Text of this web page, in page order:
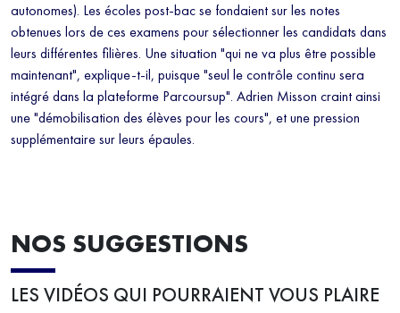
autonomes). Les écoles post-bac se fondaient sur les notes
obtenues lors de ces examens pour sélectionner les candidats dans
leurs différentes filières. Une situation "qui ne va plus être possible
maintenant", explique-t-il, puisque "seul le contrôle continu sera
intégré dans la plateforme Parcoursup". Adrien Misson craint ainsi
une "démobilisation des élèves pour les cours", et une pression
supplémentaire sur leurs épaules.
NOS SUGGESTIONS
LES VIDÉOS QUI POURRAIENT VOUS PLAIRE